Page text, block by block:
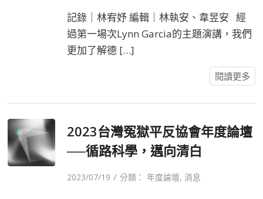
記錄｜林宥妤 編輯｜林執安、韋昱安 經
過第一場次Lynn Garcia的主題演講，我們
更加了解德 […]
閱讀更多
2023台灣冤獄平反協會年度論壇
──循路科學，邁向清白
2023/07/19 / 分類：年度論壇,消息